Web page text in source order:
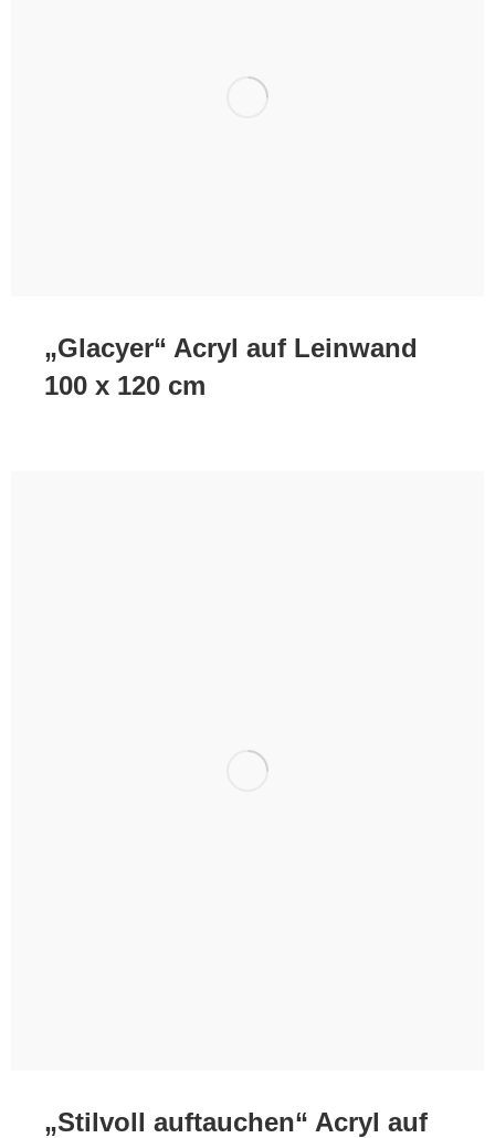
„Glacyer“ Acryl auf Leinwand
100 x 120 cm
„Stilvoll auftauchen“ Acryl auf